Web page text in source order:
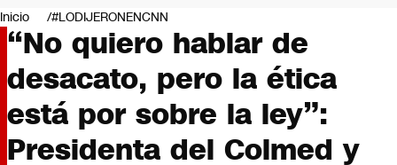
Negocios
Deportes
Programas completos
Cultura
Servicios
Bits
CNN tiempo
Inicio #LODIJERONENCNN
“No quiero hablar de
desacato, pero la ética
está por sobre la ley”:
Presidenta del Colmed y